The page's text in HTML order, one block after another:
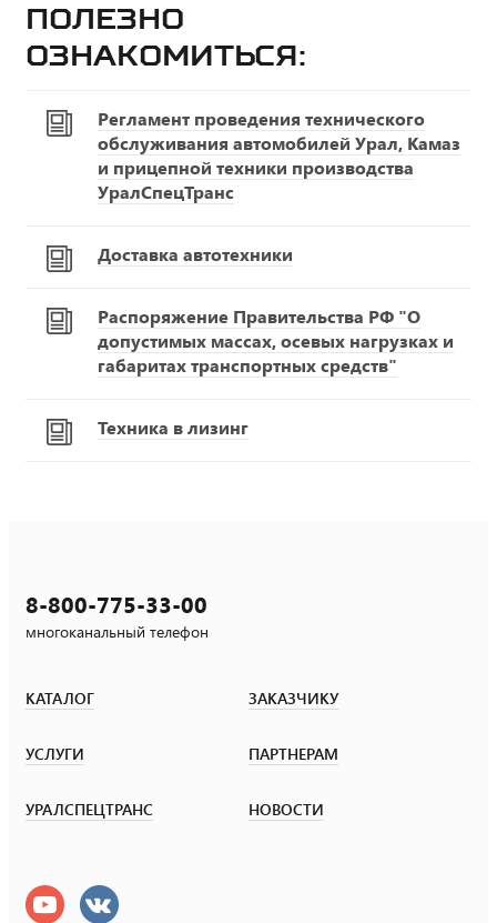
Полезно
ознакомиться:
Регламент проведения технического
обслуживания автомобилей Урал, Камаз
и прицепной техники производства
УралСпецТранс
Доставка автотехники
Распоряжение Правительства РФ "О
допустимых массах, осевых нагрузках и
габаритах транспортных средств"
Техника в лизинг
8-800-775-33-00
многоканальный телефон
КАТАЛОГ ЗАКАЗЧИКУ
УСЛУГИ ПАРТНЕРАМ
УРАЛСПЕЦТРАНС НОВОСТИ